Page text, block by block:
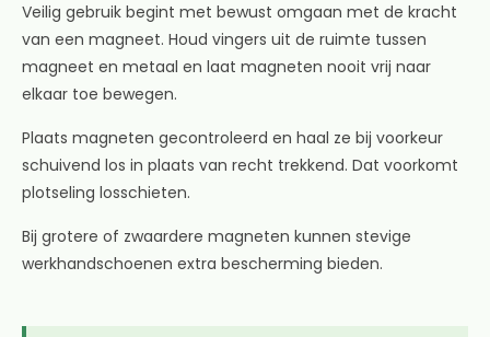
Veilig gebruik begint met bewust omgaan met de kracht
van een magneet. Houd vingers uit de ruimte tussen
magneet en metaal en laat magneten nooit vrij naar
elkaar toe bewegen.
Plaats magneten gecontroleerd en haal ze bij voorkeur
schuivend los in plaats van recht trekkend. Dat voorkomt
plotseling losschieten.
Bij grotere of zwaardere magneten kunnen stevige
werkhandschoenen extra bescherming bieden.